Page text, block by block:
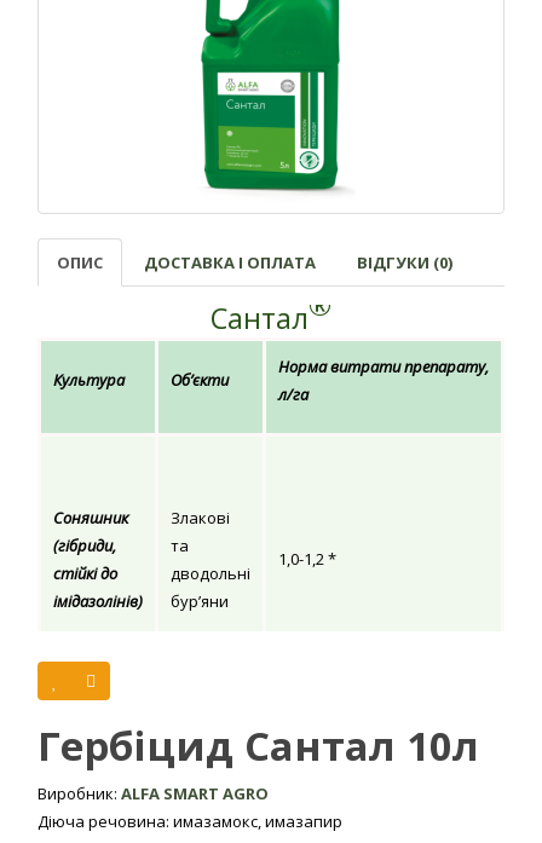
ОПИС ДОСТАВКА І ОПЛАТА ВІДГУКИ (0)
Сантал®
Культура Об’єкти
Норма витрати препарату,
л/га
Соняшник
(гібриди,
стійкі до
імідазолінів)
Злакові
та
дводольні
бур’яни
1,0-1,2 *
системної дії від українського виробника Альфа Смарт Агро,
призначений для захисту посівів соняшника від широкого
спектру бур’янів.
Гербіцид Сантал 10л
Виробник: ALFA SMART AGRO
Діюча речовина: имазамокс, имазапир